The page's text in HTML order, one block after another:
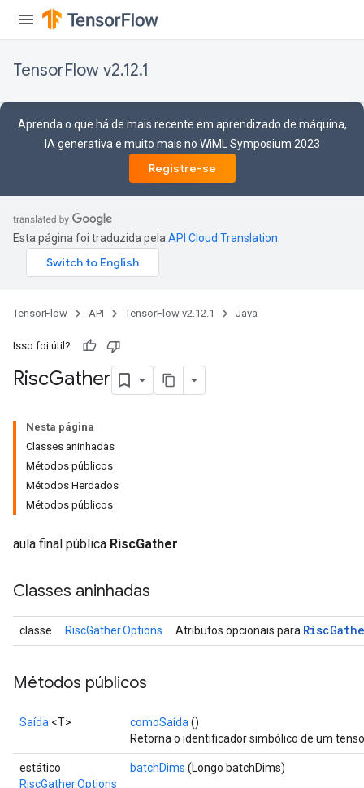
TensorFlow v2.12.1
Aprenda o que há de mais recente em aprendizado de máquina,
IA generativa e muito mais no WiML Symposium 2023
Registre-se
Esta página foi traduzida pela API Cloud Translation
TensorFlow API TensorFlow v2.12.1 Java
Isso foi útil?
RiscGather
Nesta página
Classes aninhadas
Métodos públicos
Métodos Herdados
Métodos públicos
aula final pública RiscGather
Classes aninhadas
classe RiscGather.Options Atributos opcionais para Risc
Métodos públicos
Saída <T> comoSaída ()
Retorna o identificador simbólico de um
estático
RiscGather.Options
batchDims (Longo batchDims)